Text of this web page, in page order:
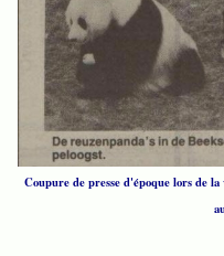
Coupure de presse d'époque lors de